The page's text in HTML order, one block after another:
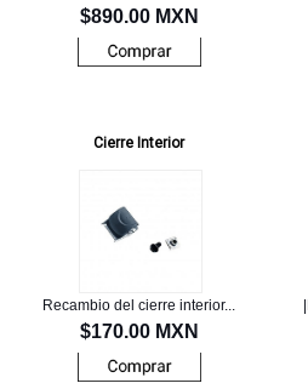
$890.00 MXN
Cierre Interior
Recambio del cierre interior...
$170.00 MXN